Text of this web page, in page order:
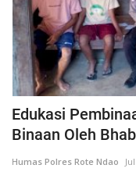
Edukasi
Binaan Oleh
Humas Polres Rote Ndao